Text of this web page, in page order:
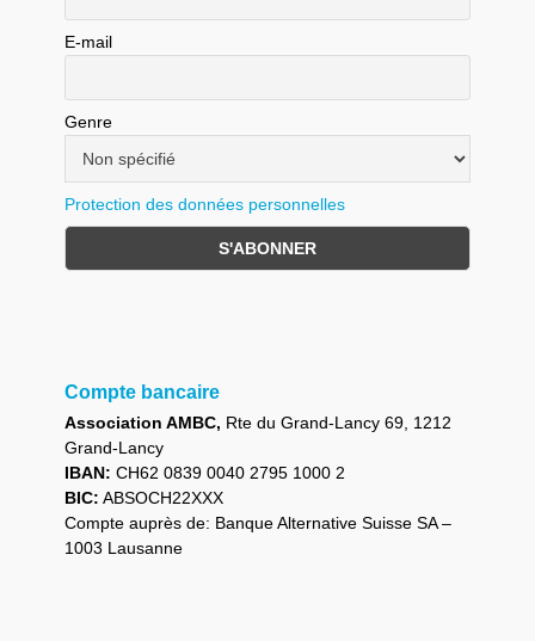
E-mail
Genre
Protection des données personnelles
Compte bancaire
Association AMBC, Rte du Grand-Lancy 69, 1212
Grand-Lancy
IBAN: CH62 0839 0040 2795 1000 2
BIC: ABSOCH22XXX
Compte auprès de: Banque Alternative Suisse SA –
1003 Lausanne